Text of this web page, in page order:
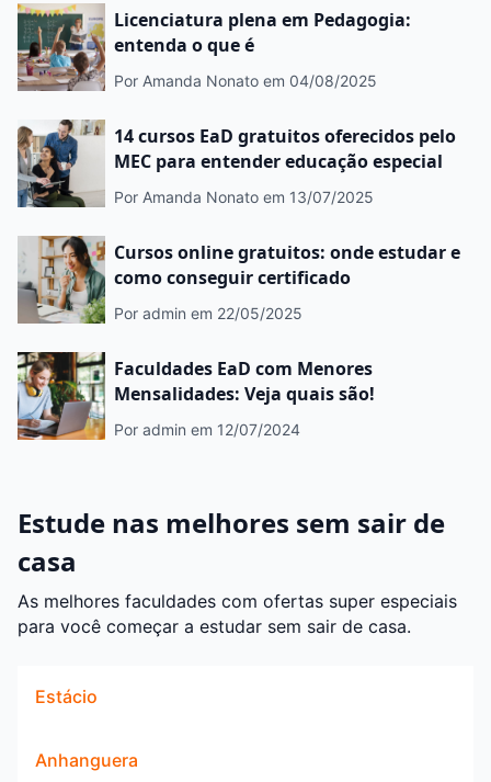
Licenciatura plena em Pedagogia:
entenda o que é
Por Amanda Nonato em 04/08/2025
14 cursos EaD gratuitos oferecidos pelo
MEC para entender educação especial
Por Amanda Nonato em 13/07/2025
Cursos online gratuitos: onde estudar e
como conseguir certificado
Por admin em 22/05/2025
Faculdades EaD com Menores
Mensalidades: Veja quais são!
Por admin em 12/07/2024
Estude nas melhores sem sair de
casa
As melhores faculdades com ofertas super especiais
para você começar a estudar sem sair de casa.
Estácio
Anhanguera